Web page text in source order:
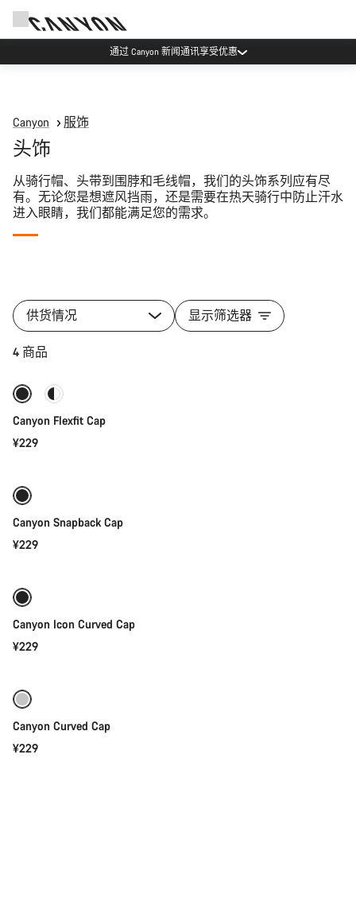
通过 Canyon 新闻通讯享受优惠
Canyon 服饰
头饰
从骑行帽、头带到围脖和毛线帽，我们的头饰系列应有尽
有。无论您是想遮风挡雨，还是需要在热天骑行中防止汗水
进入眼睛，我们都能满足您的需求。
有
类
头
的
产
品
供货情况 显示筛选器
4 商品
Canyon Flexfit Cap
¥229
Canyon Snapback Cap
¥229
Canyon Icon Curved Cap
¥229
Canyon Curved Cap
¥229